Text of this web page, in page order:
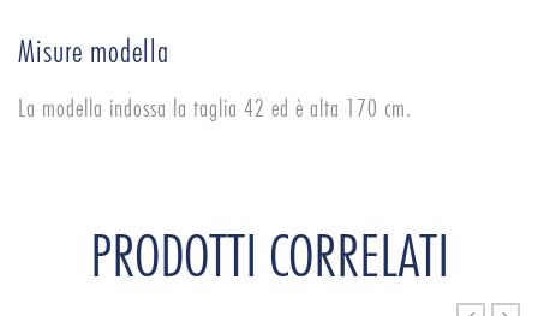
Misure modella
La modella indossa la taglia 42 ed è alta 170 cm.
PRODOTTI CORRELATI